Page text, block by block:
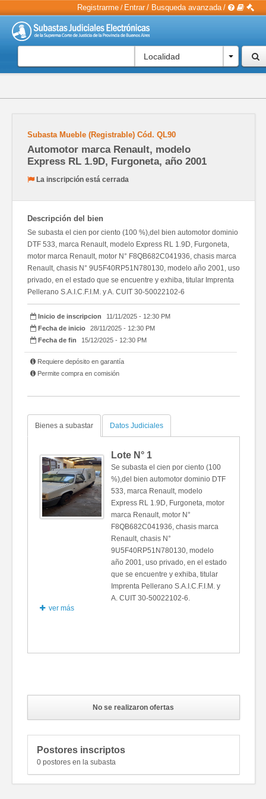
Registrarme / Entrar / Busqueda avanzada /
Localidad
Subasta Mueble (Registrable) Cód. QL90
Automotor marca Renault, modelo
Express RL 1.9D, Furgoneta, año 2001
La inscripción está cerrada
Descripción del bien
Se subasta el cien por ciento (100 %),del bien automotor dominio
DTF 533, marca Renault, modelo Express RL 1.9D, Furgoneta,
motor marca Renault, motor N° F8QB682C041936, chasis marca
Renault, chasis N° 9U5F40RP51N780130, modelo año 2001, uso
privado, en el estado que se encuentre y exhiba, titular Imprenta
Pellerano S.A.I.C.F.I.M. y A. CUIT 30-50022102-6
Inicio de inscripcion
11/11/2025 - 12:30 PM
Fecha de inicio
28/11/2025 - 12:30 PM
Fecha de fin
15/12/2025 - 12:30 PM
Requiere depósito en garantía
Permite compra en comisión
Bienes a subastar Datos Judiciales
Lote N° 1
Se subasta el cien por ciento (100
%),del bien automotor dominio DTF
533, marca Renault, modelo
Express RL 1.9D, Furgoneta, motor
marca Renault, motor N°
F8QB682C041936, chasis marca
Renault, chasis N°
9U5F40RP51N780130, modelo
año 2001, uso privado, en el estado
que se encuentre y exhiba, titular
Imprenta Pellerano S.A.I.C.F.I.M. y
A. CUIT 30-50022102-6.
ver más
No se realizaron ofertas
Postores inscriptos
0 postores en la subasta